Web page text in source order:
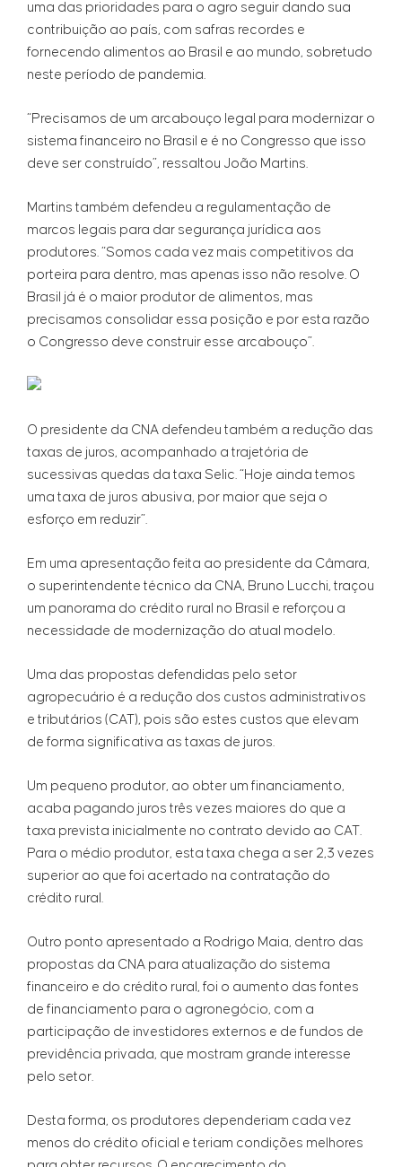
uma das prioridades para o agro seguir dando sua
contribuição ao país, com safras recordes e
fornecendo alimentos ao Brasil e ao mundo, sobretudo
neste período de pandemia.
“Precisamos de um arcabouço legal para modernizar o
sistema financeiro no Brasil e é no Congresso que isso
deve ser construído”, ressaltou João Martins.
Martins também defendeu a regulamentação de
marcos legais para dar segurança jurídica aos
produtores. “Somos cada vez mais competitivos da
porteira para dentro, mas apenas isso não resolve. O
Brasil já é o maior produtor de alimentos, mas
precisamos consolidar essa posição e por esta razão
o Congresso deve construir esse arcabouço”.
O presidente da CNA defendeu também a redução das
taxas de juros, acompanhado a trajetória de
sucessivas quedas da taxa Selic. “Hoje ainda temos
uma taxa de juros abusiva, por maior que seja o
esforço em reduzir”.
Em uma apresentação feita ao presidente da Câmara,
o superintendente técnico da CNA, Bruno Lucchi, traçou
um panorama do crédito rural no Brasil e reforçou a
necessidade de modernização do atual modelo.
Uma das propostas defendidas pelo setor
agropecuário é a redução dos custos administrativos
e tributários (CAT), pois são estes custos que elevam
de forma significativa as taxas de juros.
Um pequeno produtor, ao obter um financiamento,
acaba pagando juros três vezes maiores do que a
taxa prevista inicialmente no contrato devido ao CAT.
Para o médio produtor, esta taxa chega a ser 2,3 vezes
superior ao que foi acertado na contratação do
crédito rural.
Outro ponto apresentado a Rodrigo Maia, dentro das
propostas da CNA para atualização do sistema
financeiro e do crédito rural, foi o aumento das fontes
de financiamento para o agronegócio, com a
participação de investidores externos e de fundos de
previdência privada, que mostram grande interesse
pelo setor.
Desta forma, os produtores dependeriam cada vez
menos do crédito oficial e teriam condições melhores